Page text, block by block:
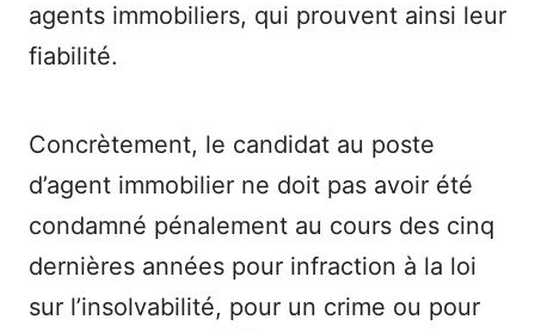
agents immobiliers, qui prouvent ainsi leur
fiabilité.
Concrètement, le candidat au poste
d’agent immobilier ne doit pas avoir été
condamné pénalement au cours des cinq
dernières années pour infraction à la loi
sur l’insolvabilité, pour un crime ou pour